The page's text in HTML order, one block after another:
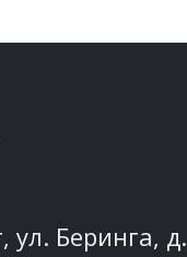
ул. Беринга, д.